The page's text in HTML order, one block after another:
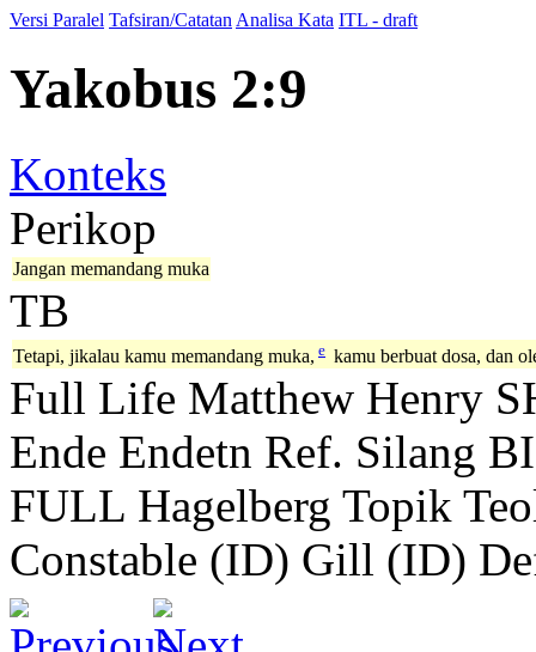
Versi Paralel Tafsiran/Catatan Analisa Kata ITL - draft
Yakobus 2:9
Konteks
Perikop
Jangan memandang muka
TB
Tetapi, jikalau kamu memandang muka, e kamu berbuat dosa, dan
Full Life Matthew Henry
Ende Endetn Ref. Silang
FULL Hagelberg Topik
Constable (ID) Gill (ID)